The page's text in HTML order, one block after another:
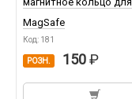
MagSafe
Код: 181
РОЗН. 150